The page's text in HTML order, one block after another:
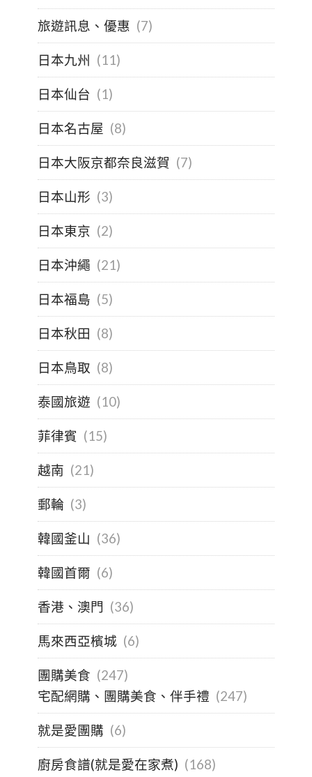
旅遊訊息、優惠 (7)
日本九州 (11)
日本仙台 (1)
日本名古屋 (8)
日本大阪京都奈良滋賀 (7)
日本山形 (3)
日本東京 (2)
日本沖繩 (21)
日本福島 (5)
日本秋田 (8)
日本鳥取 (8)
泰國旅遊 (10)
菲律賓 (15)
越南 (21)
郵輪 (3)
韓國釜山 (36)
韓國首爾 (6)
香港、澳門 (36)
馬來西亞檳城 (6)
團購美食 (247)
宅配網購、團購美食、伴手禮 (247)
就是愛團購 (6)
廚房食譜(就是愛在家煮) (168)